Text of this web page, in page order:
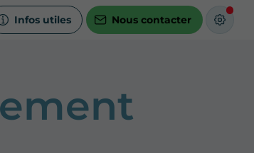
Infos utiles Nous contacter